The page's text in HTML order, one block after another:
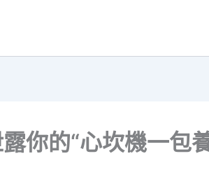
你的“心坎機一包